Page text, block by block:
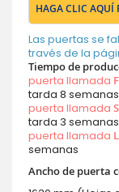
HAGA CLIC AQUÍ
Las puertas se
través de la
Tiempo de
puerta llamada
tarda 8 semanas
puerta llamada
tarda 3 semanas
puerta llamada
semanas
Ancho de puerta